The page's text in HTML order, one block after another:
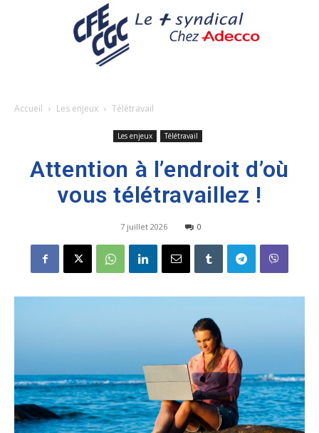
Accueil Les enjeux Télétravail
Les enjeux Télétravail
Attention à l’endroit d’où
vous télétravaillez !
7 juillet 2026 0